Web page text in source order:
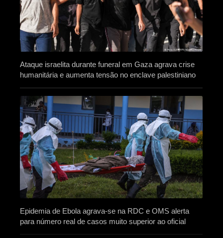
Ataque israelita durante funeral em Gaza agrava crise
humanitária e aumenta tensão no enclave palestiniano
Epidemia de Ebola agrava-se na RDC e OMS alerta
para número real de casos muito superior ao oficial